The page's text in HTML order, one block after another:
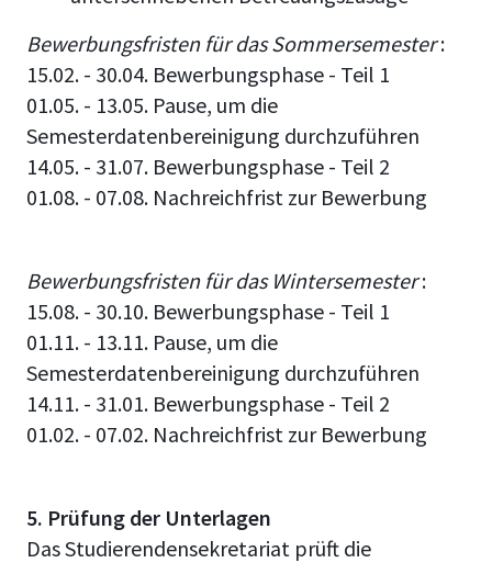
Bewerbungsfristen für das Sommersemester:
15.02. - 30.04. Bewerbungsphase - Teil 1
01.05. - 13.05. Pause, um die
Semesterdatenbereinigung durchzuführen
14.05. - 31.07. Bewerbungsphase - Teil 2
01.08. - 07.08. Nachreichfrist zur Bewerbung
Bewerbungsfristen für das Wintersemester:
15.08. - 30.10. Bewerbungsphase - Teil 1
01.11. - 13.11. Pause, um die
Semesterdatenbereinigung durchzuführen
14.11. - 31.01. Bewerbungsphase - Teil 2
01.02. - 07.02. Nachreichfrist zur Bewerbung
5. Prüfung der Unterlagen
Das Studierendensekretariat prüft die